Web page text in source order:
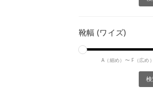
靴幅 (ワイズ)
A（細め）〜 F（広め）